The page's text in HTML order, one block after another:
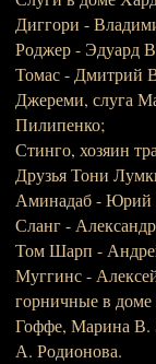
Диггори -
Роджер - Эдуард
Томас - Дмитрий
Джереми, слуга
Пилипенко;
Стинго, хозяин
Друзья Тони
Аминадаб - Юрий
Сланг -
Том Шарп -
Муггинс -
горничные в
Гоффе, Марина В.
А. Родионова.